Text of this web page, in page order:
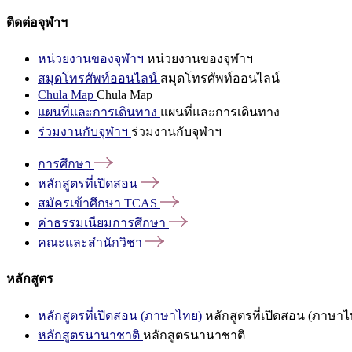
ติดต่อจุฬาฯ
หน่วยงานของจุฬาฯ หน่วยงานของจุฬาฯ
สมุดโทรศัพท์ออนไลน์ สมุดโทรศัพท์ออนไลน์
Chula Map Chula Map
แผนที่และการเดินทาง แผนที่และการเดินทาง
ร่วมงานกับจุฬาฯ ร่วมงานกับจุฬาฯ
การศึกษา
หลักสูตรที่เปิดสอน
สมัครเข้าศึกษา TCAS
ค่าธรรมเนียมการศึกษา
คณะและสำนักวิชา
หลักสูตร
หลักสูตรที่เปิดสอน (ภาษาไทย) หลักสูตรที่เปิดสอน (ภาษาไ
หลักสูตรนานาชาติ หลักสูตรนานาชาติ